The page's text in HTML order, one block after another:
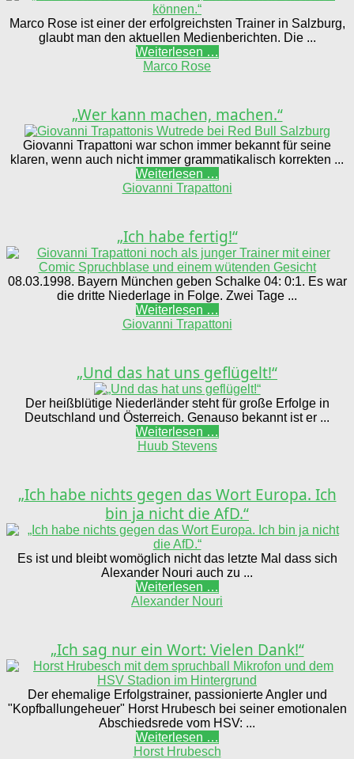
Marco Rose ist einer der erfolgreichsten Trainer in Salzburg,
glaubt man den aktuellen Medienberichten. Die ...
Weiterlesen …
Marco Rose
„Wer kann machen, machen.“
Giovanni Trapattoni war schon immer bekannt für seine
klaren, wenn auch nicht immer grammatikalisch korrekten ...
Weiterlesen …
Giovanni Trapattoni
„Ich habe fertig!“
08.03.1998. Bayern München geben Schalke 04: 0:1. Es war
die dritte Niederlage in Folge. Zwei Tage ...
Weiterlesen …
Giovanni Trapattoni
„Und das hat uns geflügelt!“
Der heißblütige Niederländer steht für große Erfolge in
Deutschland und Österreich. Genauso bekannt ist er ...
Weiterlesen …
Huub Stevens
„Ich habe nichts gegen das Wort Europa. Ich
bin ja nicht die AfD.“
Es ist und bleibt womöglich nicht das letzte Mal dass sich
Alexander Nouri auch zu ...
Weiterlesen …
Alexander Nouri
„Ich sag nur ein Wort: Vielen Dank!“
Der ehemalige Erfolgstrainer, passionierte Angler und
"Kopfballungeheuer" Horst Hrubesch bei seiner emotionalen
Abschiedsrede vom HSV: ...
Weiterlesen …
Horst Hrubesch